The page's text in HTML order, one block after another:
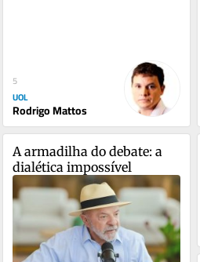
5
UOL
Rodrigo Mattos
A armadilha do debate: a
dialética impossível